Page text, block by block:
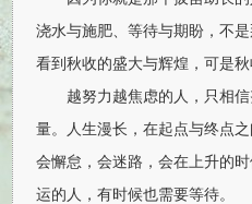
浇水与施肥、等待与期盼，不
看到秋收的盛大与辉煌，可是秋
越努力越焦虑的人，只相
量。人生漫长，在起点与终点
会懈怠，会迷路，会在上升的
运的人，有时候也需要等待。